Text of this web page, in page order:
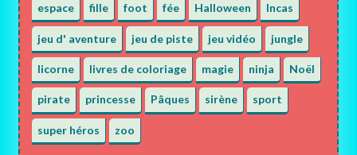
espace fille foot fée Halloween Incas
jeu d' aventure jeu de piste jeu vidéo jungle
licorne livres de coloriage magie ninja Noël
pirate princesse Pâques sirène sport
super héros zoo